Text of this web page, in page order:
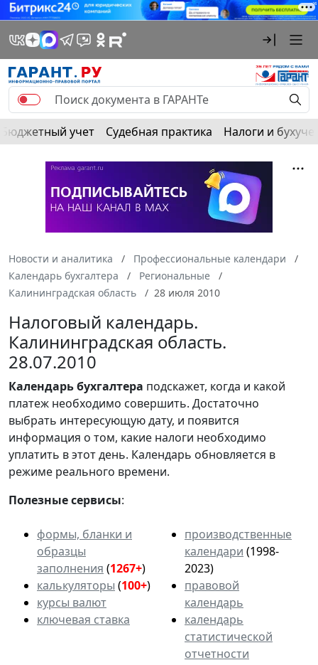
Бюджетный учет Судебная практика Налоги и
Новости и аналитика
Профессиональные календари
Календарь бухгалтера
Региональные
Калининградская область
28 июля 2010
Налоговый календарь.
Калининградская область.
28.07.2010
Календарьбухгалтера подскажет, когда и какой
платеж необходимо совершить. Достаточно
выбрать интересующую дату, и появится
информация о том, какие налоги необходимо
уплатить в этот день. Календарь обновляется в
режиме реального времени.
Полезные сервисы:
формы, бланки и
образцы
заполнения (1267+)
калькуляторы (100+)
курсы валют
ключевая ставка
производственные
календари (1998-
2023)
правовой
календарь
календарь
статистической
отчетности